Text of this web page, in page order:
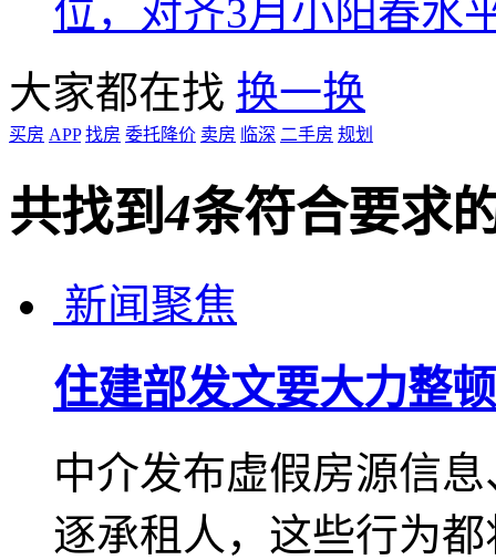
位，对齐3月小阳春水
大家都在找 换一换
买房 APP 找房 委托降价 卖房 临深 二手房 规划
共找到4条符合要求
新闻聚焦
住建部发文要大力整
中介发布虚假房源信
逐承租人，这些行为